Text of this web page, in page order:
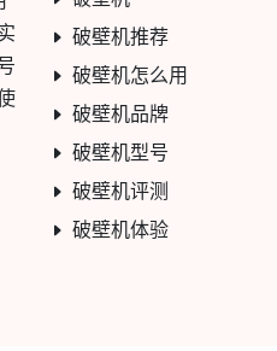
破壁机推荐
破壁机怎么用
破壁机品牌
破壁机型号
破壁机评测
破壁机体验